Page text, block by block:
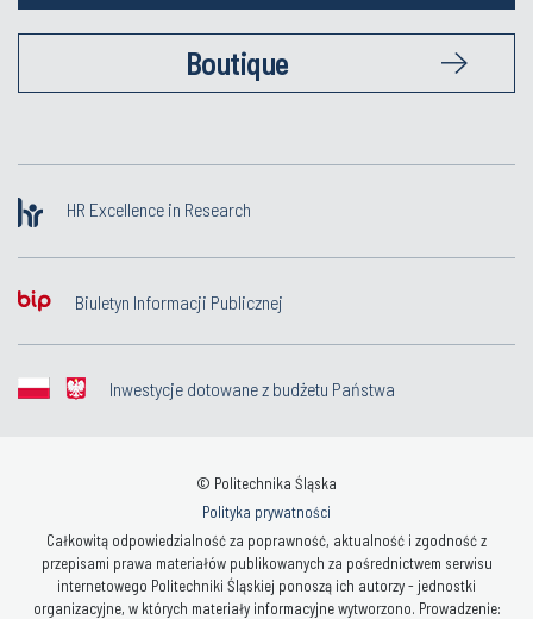
Boutique
HR Excellence in Research
Biuletyn Informacji Publicznej
Inwestycje dotowane z budżetu Państwa
© Politechnika Śląska
Polityka prywatności
Całkowitą odpowiedzialność za poprawność, aktualność i zgodność z
przepisami prawa materiałów publikowanych za pośrednictwem serwisu
internetowego Politechniki Śląskiej ponoszą ich autorzy - jednostki
organizacyjne, w których materiały informacyjne wytworzono. Prowadzenie: